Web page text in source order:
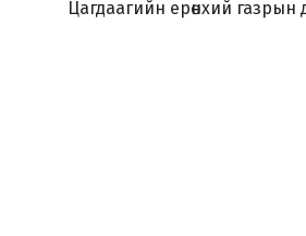
Цагдаагийн ерөнхий